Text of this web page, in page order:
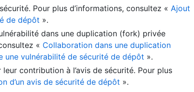
Pour plus d’informations, consultez « Ajout
de dépôt ».
dans une duplication (fork) privée
« Collaboration dans une duplication
vulnérabilité de sécurité de dépôt ».
contribution à l’avis de sécurité. Pour plus
d’un avis de sécurité de dépôt ».